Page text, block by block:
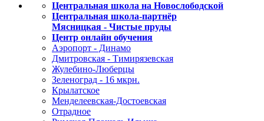
Центральная школа на Новослободской
Центральная школа-партнёр
Мясницкая - Чистые пруды
Центр онлайн обучения
Аэропорт - Динамо
Дмитровская - Тимирязевская
Жулебино-Люберцы
Зеленоград - 16 мкрн.
Крылатское
Менделеевская-Достоевская
Отрадное